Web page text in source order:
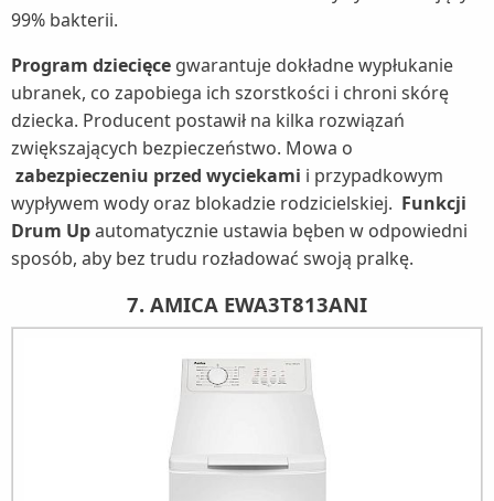
99% bakterii.
Program dziecięce gwarantuje dokładne wypłukanie
ubranek, co zapobiega ich szorstkości i chroni skórę
dziecka. Producent postawił na kilka rozwiązań
zwiększających bezpieczeństwo. Mowa o
zabezpieczeniu przed wyciekami i przypadkowym
wypływem wody oraz blokadzie rodzicielskiej. Funkcji
Drum Upautomatycznie ustawia bęben w odpowiedni
sposób, aby bez trudu rozładować swoją pralkę.
7. AMICA EWA3T813ANI